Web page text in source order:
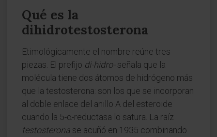
Qué es la
dihidrotestosterona
Etimológicamente el nombre reúne tres
piezas. El prefijo di-hidro-señala que la
molécula tiene dos átomos de hidrógeno más
que la testosterona: son los que se incorporan
al doble enlace del anillo A del esteroide
cuando la 5-α-reductasa lo satura. La raíz
testosterona se acuñó en 1935 combinando